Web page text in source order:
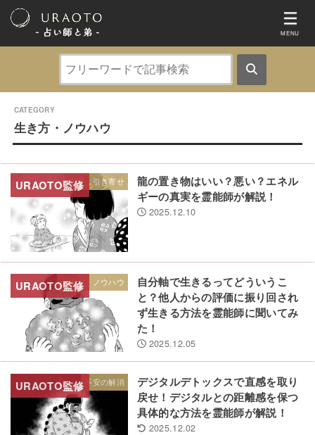
- 占い師と弟 ‐ MENU
生き方・ノウハウ
幸運・引き寄せ
龍の置き物はいい？悪い？エネル
ギーの真実を霊能師が解説！
2025.12.10
生き方・ノウハウ
自分軸で生きるってどういうこ
と？他人からの評価に振り回され
ず生きる方法を霊能師に聞いてみ
た！
2025.12.05
不安の解消
デジタルデトックスで直感を取り
戻せ！デジタルとの距離感を保つ
具体的な方法を霊能師が解説！
2025.12.02